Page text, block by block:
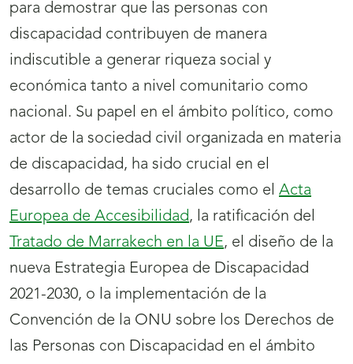
para demostrar que las personas con
discapacidad contribuyen de manera
indiscutible a generar riqueza social y
económica tanto a nivel comunitario como
nacional. Su papel en el ámbito político, como
actor de la sociedad civil organizada en materia
de discapacidad, ha sido crucial en el
desarrollo de temas cruciales como el Acta
Europea de Accesibilidad, la ratificación del
Tratado de Marrakech en la UE, el diseño de la
nueva Estrategia Europea de Discapacidad
2021-2030, o la implementación de la
Convención de la ONU sobre los Derechos de
las Personas con Discapacidad en el ámbito